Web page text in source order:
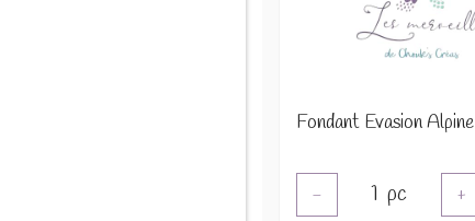
Fondant Evasion Alpine
- 1 pc +